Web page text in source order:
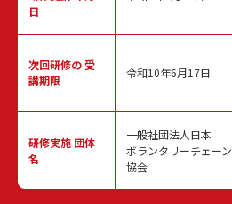
日
次回研修の受
講期限
研修実施 団体
名
令和10年6月17日
一般社団法人日本
ボランタリーチェーン
協会